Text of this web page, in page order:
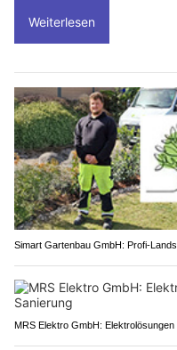
Weiterlesen
Simart Gartenbau GmbH: Profi-
MRS Elektro GmbH: